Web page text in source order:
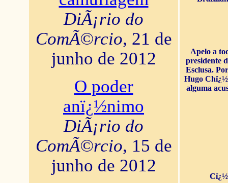
DiÃ¡rio do
ComÃ©rcio, 21 de
junho de 2012
O poder
anï¿½nimo
DiÃ¡rio do
ComÃ©rcio, 15 de
junho de 2012
Apelo a
presidente
Esclusa.
Hugo
alguma